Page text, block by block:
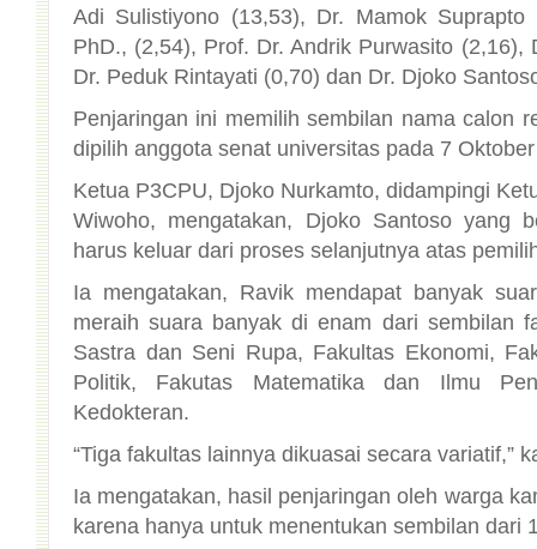
Dr. Peduk Rintayati (0,70) dan Dr. Djoko
Penjaringan ini memilih sembilan nama calon
dipilih anggota senat universitas pada 7
Ketua P3CPU, Djoko Nurkamto, didampingi
Wiwoho, mengatakan, Djoko Santoso yang
harus keluar dari proses selanjutnya atas
Ia mengatakan, Ravik mendapat banyak
meraih suara banyak di enam dari sembilan
Sastra dan Seni Rupa, Fakultas Ekonomi,
Politik, Fakutas Matematika dan Ilmu
Kedokteran.
“Tiga fakultas lainnya dikuasai secara variatif,”
Ia mengatakan, hasil penjaringan oleh warga
karena hanya untuk menentukan sembilan dari